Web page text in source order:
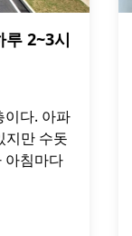
2~3시
이다. 아파
지만 수돗
아침마다